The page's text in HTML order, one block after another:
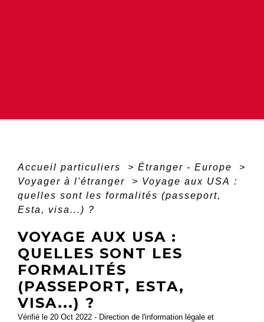
Accueil particuliers > Étranger - Europe
>
Voyager à l'étranger
> Voyage aux USA :
quelles sont les formalités (passeport,
Esta, visa...) ?
VOYAGE AUX USA :
QUELLES SONT LES
FORMALITÉS
(PASSEPORT, ESTA,
VISA...) ?
Vérifié le 20 Oct 2022 - Direction de l'information légale et